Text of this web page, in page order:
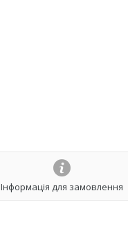
Інформація для замовлення